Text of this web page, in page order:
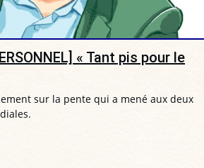
« Tant pis pour le
sur la pente qui a mené aux deux